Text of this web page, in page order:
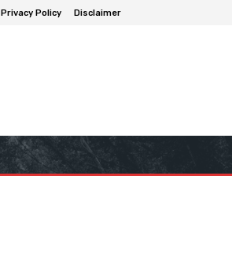
Privacy Policy Disclaimer